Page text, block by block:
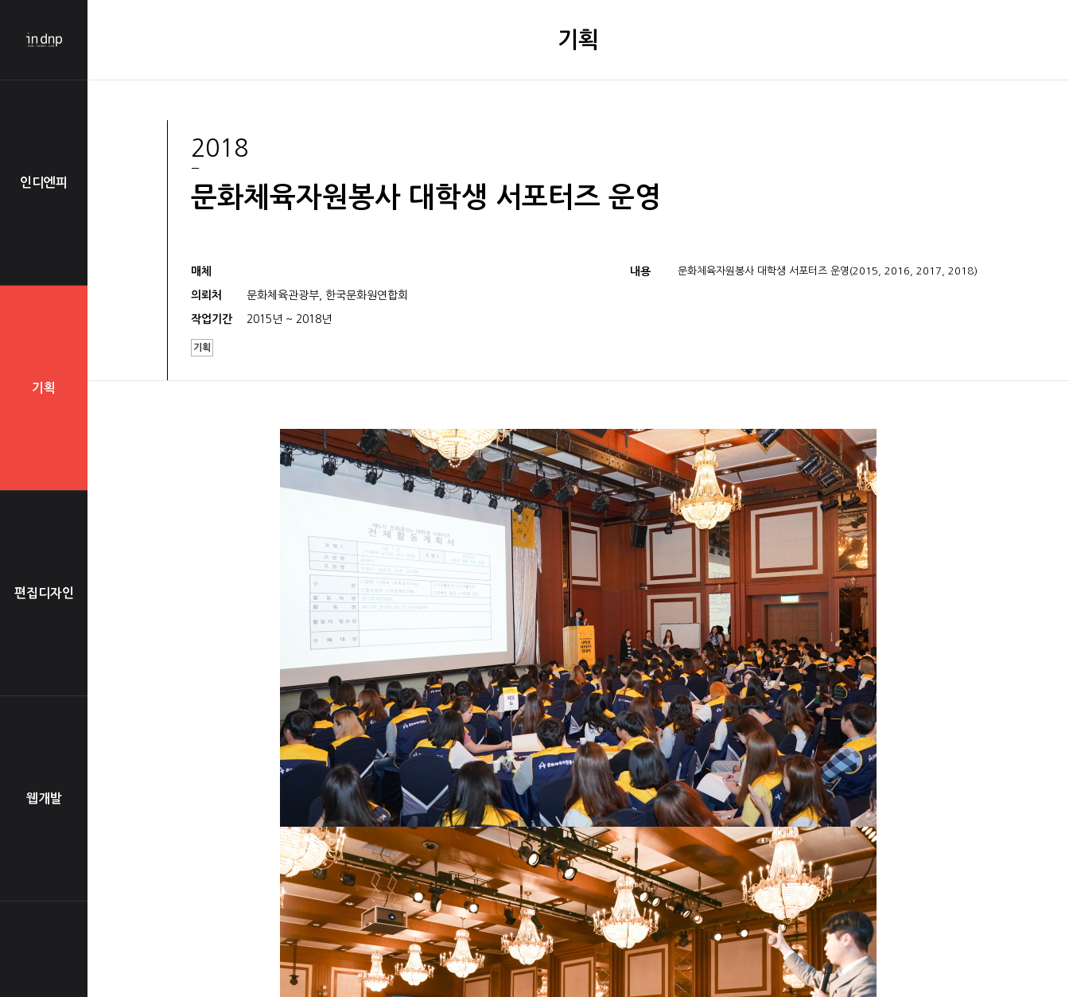
인디엔피
기획
편집디자인
웹개발
기획
2018
문화체육자원봉사 대학생 서포터즈 운영
매체
의뢰처 문화체육관광부, 한국문화원연합회
작업기간 2015년 ~ 2018년
기획
내용 문화체육자원봉사 대학생 서포터즈 운영(2015, 2016, 2017, 2018)